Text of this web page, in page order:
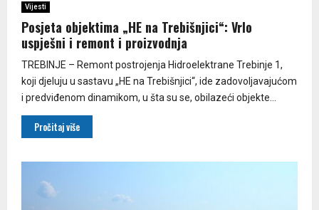
Vijesti
Posjeta objektima „HE na Trebišnjici“: Vrlo
uspješni i remont i proizvodnja
TREBINJE – Remont postrojenja Hidroelektrane Trebinje 1,
koji djeluju u sastavu „HE na Trebišnjici“, ide zadovoljavajućom
i predviđenom dinamikom, u šta su se, obilazeći objekte...
Pročitaj više